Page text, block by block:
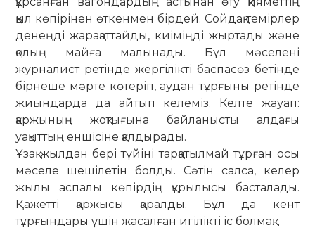
қыл көпірінен өткенмен бірдей. Сойдақ темірлер
денеңді жарақаттайды, киіміңді жыртады және
қолың майға малынады. Бұл мәселені
журналист ретінде жергілікті баспасөз бетінде
бірнеше мәрте көтеріп, аудан тұрғыны ретінде
жиындарда да айтып келеміз. Келте жауап:
қаржының жоқтығына байланысты алдағы
уақыттың еншісіне қалдырады.
Ұзақ жылдан бері түйіні тарқа­тылмай тұрған осы
мәселе шешілетін болды. Сәтін салса, келер
жылы аспалы көпірдің құрылысы басталады.
Қажетті қаржысы қаралды. Бұл да кент
тұрғындары үшін жасалған игілікті іс болмақ.